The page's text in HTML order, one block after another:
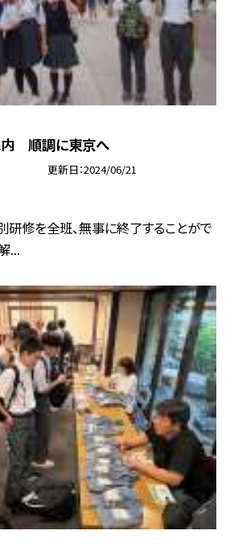
順調に東京へ
更新日 2024/06/21
研修を全班、無事に終了することがで
...